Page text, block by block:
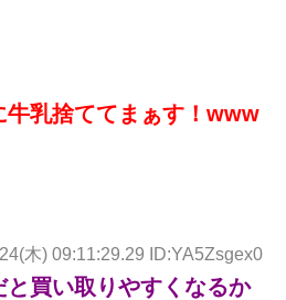
牛乳捨ててまぁす！www
木) 09:11:29.29 ID:YA5Zsgex0
買い取りやすくなるか